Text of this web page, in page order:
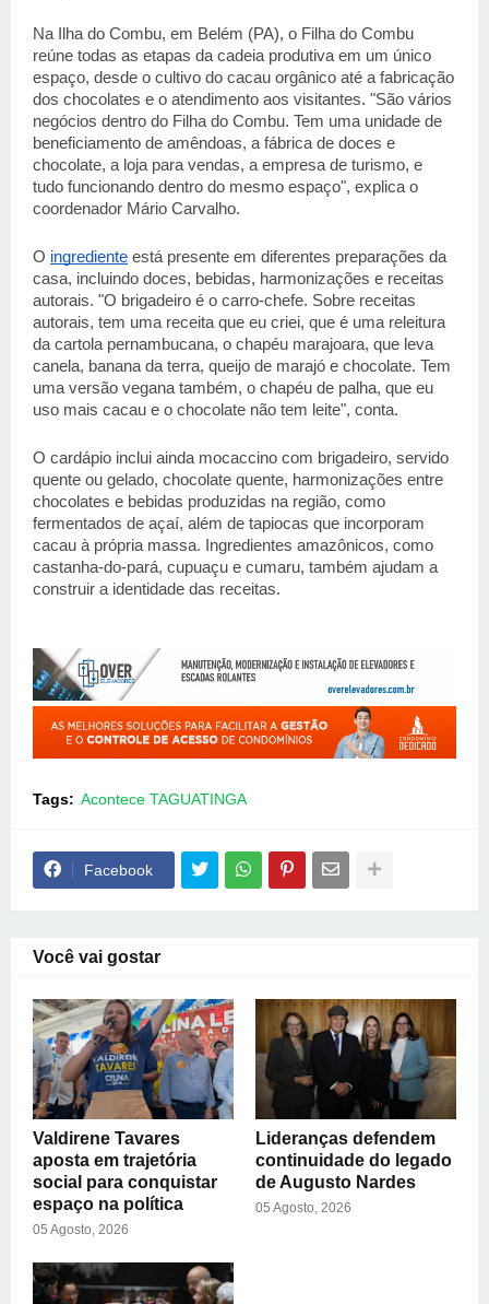
Na Ilha do Combu, em Belém (PA), o Filha do Combu
reúne todas as etapas da cadeia produtiva em um único
espaço, desde o cultivo do cacau orgânico até a fabricação
dos chocolates e o atendimento aos visitantes. "São vários
negócios dentro do Filha do Combu. Tem uma unidade de
beneficiamento de amêndoas, a fábrica de doces e
chocolate, a loja para vendas, a empresa de turismo, e
tudo funcionando dentro do mesmo espaço", explica o
coordenador Mário Carvalho.
O ingrediente está presente em diferentes preparações da
casa, incluindo doces, bebidas, harmonizações e receitas
autorais. "O brigadeiro é o carro-chefe. Sobre receitas
autorais, tem uma receita que eu criei, que é uma releitura
da cartola pernambucana, o chapéu marajoara, que leva
canela, banana da terra, queijo de marajó e chocolate. Tem
uma versão vegana também, o chapéu de palha, que eu
uso mais cacau e o chocolate não tem leite", conta.
O cardápio inclui ainda mocaccino com brigadeiro, servido
quente ou gelado, chocolate quente, harmonizações entre
chocolates e bebidas produzidas na região, como
fermentados de açaí, além de tapiocas que incorporam
cacau à própria massa. Ingredientes amazônicos, como
castanha-do-pará, cupuaçu e cumaru, também ajudam a
construir a identidade das receitas.
Tags: Acontece TAGUATINGA
Facebook
Você vai gostar
Valdirene Tavares
aposta em trajetória
social para conquistar
espaço na política
05 Agosto, 2026
Lideranças defendem
continuidade do legado
de Augusto Nardes
05 Agosto, 2026